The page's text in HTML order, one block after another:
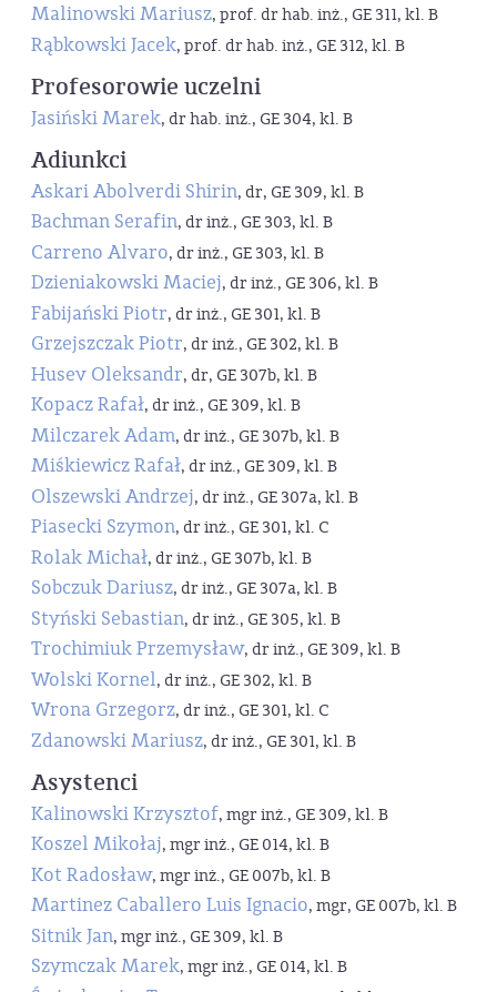
Malinowski Mariusz, prof. dr hab. inż., GE 311, kl. B
Rąbkowski Jacek, prof. dr hab. inż., GE 312, kl. B
Profesorowie uczelni
Jasiński Marek, dr hab. inż., GE 304, kl. B
Adiunkci
Askari Abolverdi Shirin, dr, GE 309, kl. B
Bachman Serafin, dr inż., GE 303, kl. B
Carreno Alvaro, dr inż., GE 303, kl. B
Dzieniakowski Maciej, dr inż., GE 306, kl. B
Fabijański Piotr, dr inż., GE 301, kl. B
Grzejszczak Piotr, dr inż., GE 302, kl. B
Husev Oleksandr, dr, GE 307b, kl. B
Kopacz Rafał, dr inż., GE 309, kl. B
Milczarek Adam, dr inż., GE 307b, kl. B
Miśkiewicz Rafał, dr inż., GE 309, kl. B
Olszewski Andrzej, dr inż., GE 307a, kl. B
Piasecki Szymon, dr inż., GE 301, kl. C
Rolak Michał, dr inż., GE 307b, kl. B
Sobczuk Dariusz, dr inż., GE 307a, kl. B
Styński Sebastian, dr inż., GE 305, kl. B
Trochimiuk Przemysław, dr inż., GE 309, kl. B
Wolski Kornel, dr inż., GE 302, kl. B
Wrona Grzegorz, dr inż., GE 301, kl. C
Zdanowski Mariusz, dr inż., GE 301, kl. B
Asystenci
Kalinowski Krzysztof, mgr inż., GE 309, kl. B
Koszel Mikołaj, mgr inż., GE 014, kl. B
Kot Radosław, mgr inż., GE 007b, kl. B
Martinez Caballero Luis Ignacio, mgr, GE 007b, kl. B
Sitnik Jan, mgr inż., GE 309, kl. B
Szymczak Marek, mgr inż., GE 014, kl. B